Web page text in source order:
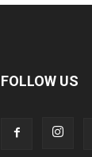
FOLLOW US